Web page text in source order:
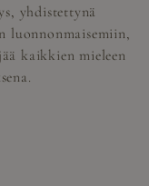
yhdistettynä
luonnonmaisemiin,
kaikkien mieleen